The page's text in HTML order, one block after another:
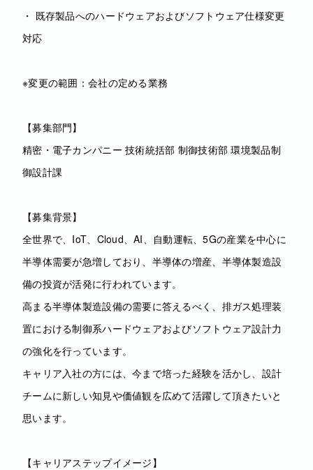
・ 既存製品へのハードウェアおよびソフトウェア仕様変更
対応
※変更の範囲：会社の定める業務
【募集部門】
精密・電子カンパニー 技術統括部 制御技術部 環境製品制
御設計課
【募集背景】
全世界で、IoT、Cloud、AI、自動運転、5Gの産業を中心に
半導体需要が急増しており、半導体の増産、半導体製造設
備の投資が活発に行われています。
高まる半導体製造設備の需要に答えるべく、排ガス処理装
置における制御系ハードウェアおよびソフトウェア設計力
の強化を行っています。
キャリア入社の方には、今まで培った経験を活かし、設計
チームに新しい知見や価値観を広めて活躍して頂きたいと
思います。
【キャリアステップイメージ】